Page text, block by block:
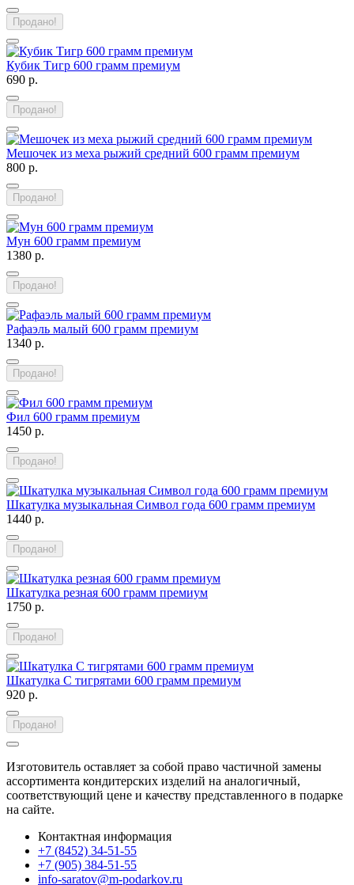
Продано!
Кубик Тигр 600 грамм премиум
690 р.
Продано!
Мешочек из меха рыжий средний 600 грамм премиум
800 р.
Продано!
Мун 600 грамм премиум
1380 р.
Продано!
Рафаэль малый 600 грамм премиум
1340 р.
Продано!
Фил 600 грамм премиум
1450 р.
Продано!
Шкатулка музыкальная Символ года 600 грамм премиум
1440 р.
Продано!
Шкатулка резная 600 грамм премиум
1750 р.
Продано!
Шкатулка С тигрятами 600 грамм премиум
920 р.
Продано!
Изготовитель оставляет за собой право частичной замены
ассортимента кондитерских изделий на аналогичный,
соответствующий цене и качеству представленного в подарке
на сайте.
Контактная информация
+7 (8452) 34-51-55
+7 (905) 384-51-55
info-saratov@m-podarkov.ru